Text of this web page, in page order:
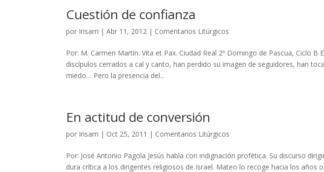
Cuestión de confianza
por Irisarri |Abr 11, 2012 | Comentarios Litúrgicos
Por: M. Carmen Martín. Vita et Pax. Ciudad Real 2º Domingo de Pascua, Ciclo
discípulos cerrados a cal y canto, han perdido su imagen de seguidores, han
miedo… Pero la presencia del...
En actitud de conversión
por Irisarri | Oct 25, 2011 | Comentarios Litúrgicos
Por: José Antonio Pagola Jesús habla con indignación profética. Su discurso
dura crítica a los dirigentes religiosos de Israel. Mateo lo recoge hacia los años